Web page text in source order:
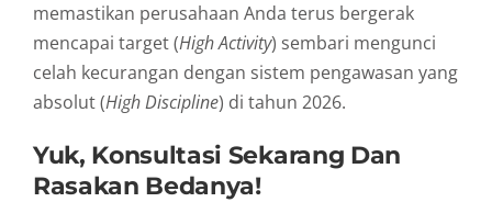
memastikan perusahaan Anda terus bergerak
mencapai target (High Activity) sembari mengunci
celah kecurangan dengan sistem pengawasan yang
absolut (High Discipline) di tahun 2026.
Yuk, Konsultasi Sekarang Dan
Rasakan Bedanya!